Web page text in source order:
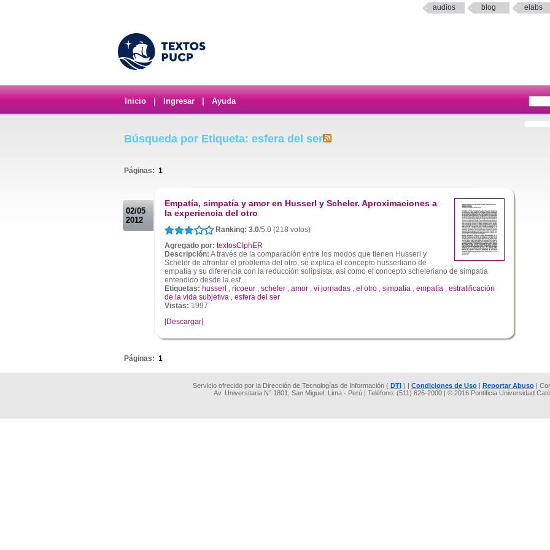
audios blog elabs
Inicio Ingresar Ayuda
Búsqueda por Etiqueta: esfera del ser
Páginas: 1
02/05
2012
Empatía, simpatía y amor en Husserl y Scheler. Aproximaciones a
la experiencia del otro
Ranking: 3.0/5.0 (218 votos)
Agregado por: textosCIphER
Descripción: A través de la comparación entre los modos que tienen Husserl y
Scheler de afrontar el problema del otro, se explica el concepto husserliano de
empatía y su diferencia con la reducción solipsista, así como el concepto scheleriano de simpatía
entendido desde la esf...
Etiquetas: husserl , ricoeur , scheler , amor , vi jornadas , el otro , simpatía , empatía , estratificación
de la vida subjetiva , esfera del ser
Vistas: 1997
[Descargar]
Páginas: 1
Servicio ofrecido por la Dirección de Tecnologías de Información ( DTI) | Condiciones de Uso| Reportar Abuso|
Av. Universitaria N° 1801, San Miguel, Lima - Perú | Teléfono: (511) 626-2000 | © 2016 Pontificia Universidad